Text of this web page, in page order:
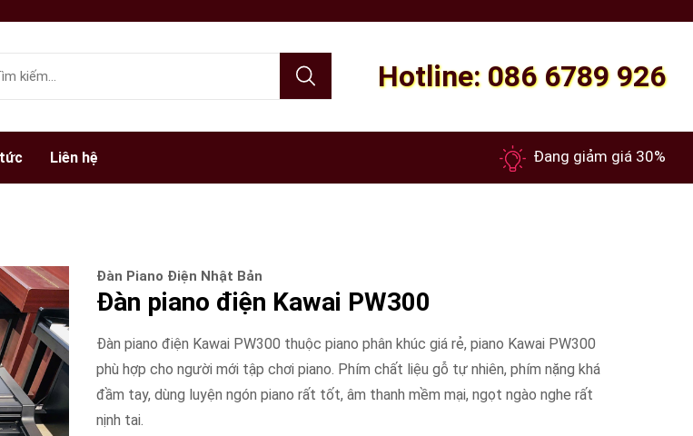
Hotline: 086 6789 926
Liên hệ Đang giảm giá 30%
Đàn Piano Điện Nhật Bản
Đàn piano điện Kawai PW300
Đàn piano điện Kawai PW300 thuộc piano phân khúc giá rẻ, piano Kawai PW300
phù hợp cho người mới tập chơi piano. Phím chất liệu gỗ tự nhiên, phím nặng khá
đầm tay, dùng luyện ngón piano rất tốt, âm thanh mềm mại, ngọt ngào nghe rất
nịnh tai.